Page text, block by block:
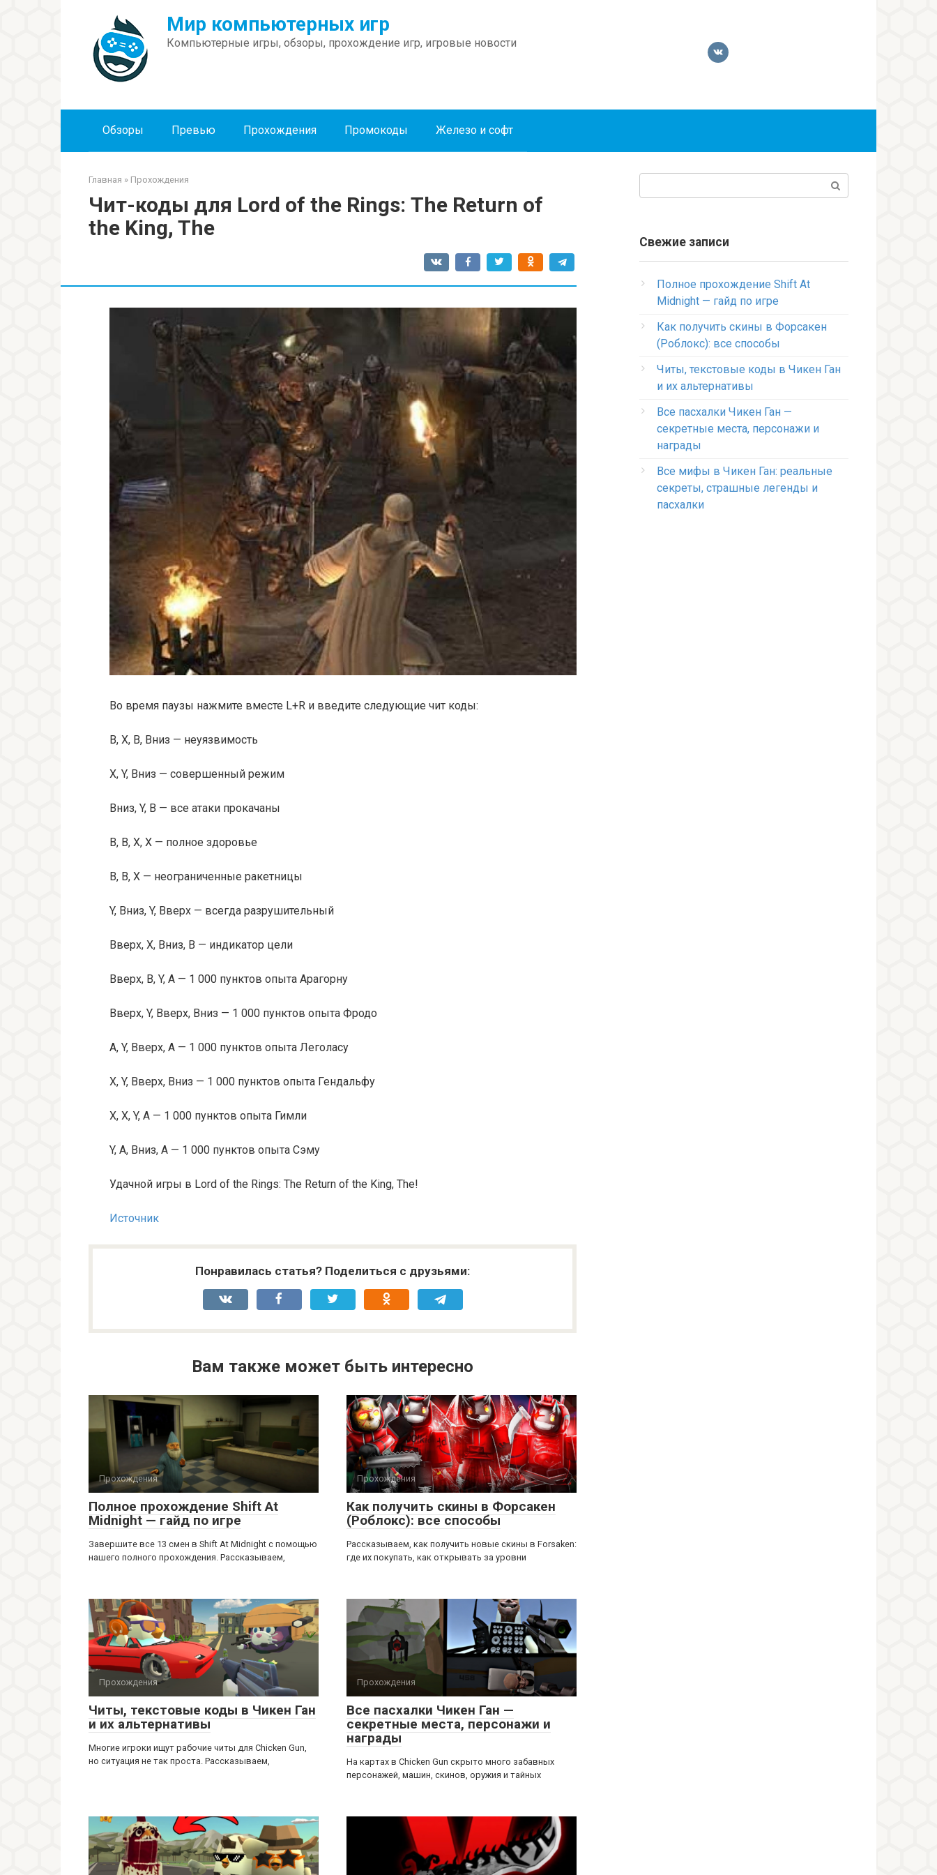
Мир компьютерных игр
Компьютерные игры, обзоры, прохождение игр, игровые новости
Обзоры Превью Прохождения Промокоды Железо и софт
Главная » Прохождения
Чит-коды для Lord of the Rings: Тhe Return of
the King, The
Во время паузы нажмите вместе L+R и введите следующие чит коды:
B, X, B, Вниз — неуязвимость
X, Y, Вниз — совершенный режим
Вниз, Y, B — все атаки прокачаны
B, B, X, X — полное здоровье
B, B, X — неограниченные ракетницы
Y, Вниз, Y, Вверх — всегда разрушительный
Вверх, X, Вниз, B — индикатор цели
Вверх, B, Y, A — 1 000 пунктов опыта Арагорну
Вверх, Y, Вверх, Вниз — 1 000 пунктов опыта Фродо
A, Y, Вверх, A — 1 000 пунктов опыта Леголасу
X, Y, Вверх, Вниз — 1 000 пунктов опыта Гендальфу
X, X, Y, A — 1 000 пунктов опыта Гимли
Y, A, Вниз, A — 1 000 пунктов опыта Сэму
Удачной игры в Lord of the Rings: Тhe Return of the King, The!
Источник
Понравилась статья? Поделиться с друзьями:
Вам также может быть интересно
Прохождения
Полное прохождение Shift At
Midnight — гайд по игре
Завершите все 13 смен в Shift At Midnight с помощью
нашего полного прохождения. Рассказываем,
Прохождения
Как получить скины в Форсакен
(Роблокс): все способы
Рассказываем, как получить новые скины в Forsaken:
где их покупать, как открывать за уровни
Прохождения
Читы, текстовые коды в Чикен Ган
и их альтернативы
Многие игроки ищут рабочие читы для Chicken Gun,
но ситуация не так проста. Рассказываем,
Прохождения
Все пасхалки Чикен Ган —
секретные места, персонажи и
награды
На картах в Chicken Gun скрыто много забавных
персонажей, машин, скинов, оружия и тайных
Свежие записи
Полное прохождение Shift At
Midnight — гайд по игре
Как получить скины в Форсакен
(Роблокс): все способы
Читы, текстовые коды в Чикен Ган
и их альтернативы
Все пасхалки Чикен Ган —
секретные места, персонажи и
награды
Все мифы в Чикен Ган: реальные
секреты, страшные легенды и
пасхалки